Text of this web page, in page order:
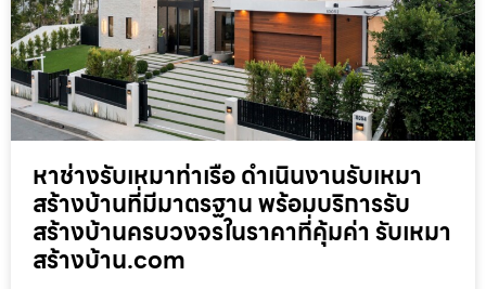
หาช่างรับเหมาท่าเรือ ดำเนินงานรับเหมา
สร้างบ้านที่มีมาตรฐาน พร้อมบริการรับ
สร้างบ้านครบวงจรในราคาที่คุ้มค่า รับเหมา
สร้างบ้าน.com